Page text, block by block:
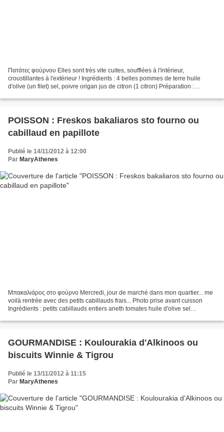
Πατάτες φούρνου Elles sont très vite cuites, soufflées à l'intérieur,
croustillantes à l'extérieur ! Ingrédients : 4 belles pommes de terre huile
d'olive (un filet) sel, poivre origan jus de citron (1 citron) Préparation :
POISSON : Freskos bakaliaros sto fourno ou
cabillaud en papillote
Publié le 14/11/2012 à 12:00
Par MaryAthenes
Μπακαλιάρος στο φούρνο Mercredi, jour de marché dans mon quartier... me
voilà rentrée avec des petits cabillauds frais... Photo prise avant cuisson
Ingrédients : petits cabillauds entiers aneth tomates huile d'olive sel
GOURMANDISE : Koulourakia d'Alkinoos ou
biscuits Winnie & Tigrou
Publié le 13/11/2012 à 11:15
Par MaryAthenes